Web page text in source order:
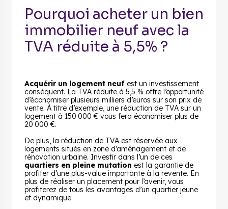
Pourquoi acheter un bien
immobilier neuf avec la
TVA réduite à 5,5% ?
Acquérir un logement neuf est un investissement
conséquent. La TVA réduite à 5,5 % offre l’opportunité
d’économiser plusieurs milliers d’euros sur son prix de
vente. À titre d’exemple, une réduction de TVA sur un
logement à 150 000 € vous fera économiser plus de
20 000 €.
De plus, la réduction de TVA est réservée aux
logements situés en zone d’aménagement et de
rénovation urbaine. Investir dans l’un de ces
quartiers en pleine mutation est la garantie de
profiter d’une plus-value importante à la revente. En
plus de réaliser un placement pour l’avenir, vous
profiterez de tous les avantages d’un quartier jeune
et dynamique.